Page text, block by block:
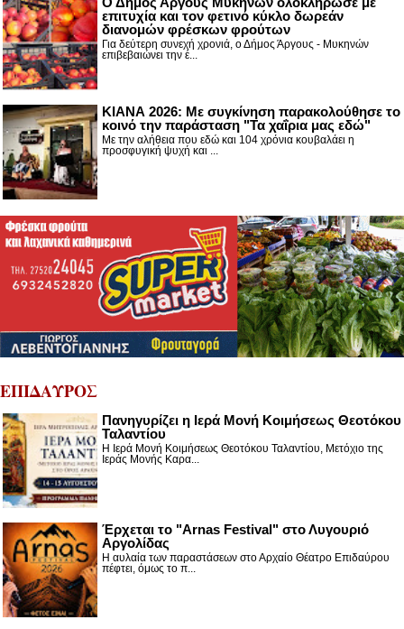
επιτυχία και τον φετινό κύκλο δωρεάν
διανομών φρέσκων φρούτων
Για δεύτερη συνεχή χρονιά, ο Δήμος Άργους - Μυκηνών
επιβεβαιώνει την έ...
ΚΙΑΝΑ 2026: Με συγκίνηση παρακολούθησε το
κοινό την παράσταση "Τα χαΐρια μας εδώ"
Με την αλήθεια που εδώ και 104 χρόνια κουβαλάει η
προσφυγική ψυχή και ...
ΕΠΙΔΑΥΡΟΣ
Πανηγυρίζει η Ιερά Μονή Κοιμήσεως Θεοτόκου
Ταλαντίου
Η Ιερά Μονή Κοιμήσεως Θεοτόκου Ταλαντίου, Μετόχιο της
Ιεράς Μονής Καρα...
Έρχεται το "Arnas Festival" στο Λυγουριό
Αργολίδας
Η αυλαία των παραστάσεων στο Αρχαίο Θέατρο Επιδαύρου
πέφτει, όμως το π...